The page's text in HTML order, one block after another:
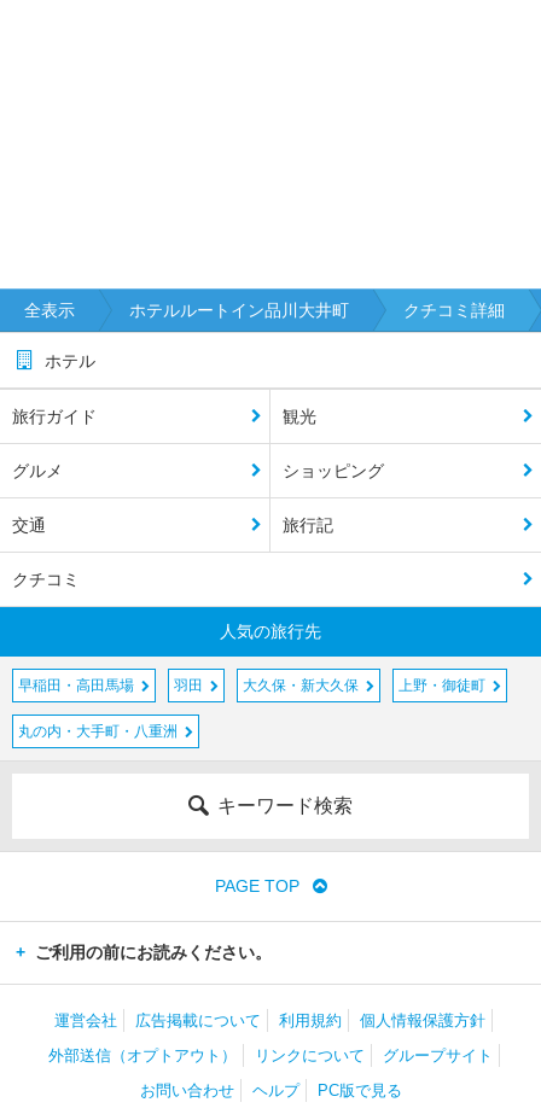
全表示 ホテルルートイン品川大井町 クチコミ詳細
ホテル
旅行ガイド 観光
グルメ ショッピング
交通 旅行記
クチコミ
人気の旅行先
早稲田・高田馬場 羽田 大久保・新大久保 上野・御徒町
丸の内・大手町・八重洲
キーワード検索
PAGE TOP
ご利用の前にお読みください。
運営会社 広告掲載について 利用規約
個人情報保護方針
外部送信（オプトアウト）
リンクについて
グループサイト
お問い合わせ
ヘルプ PC版で見る